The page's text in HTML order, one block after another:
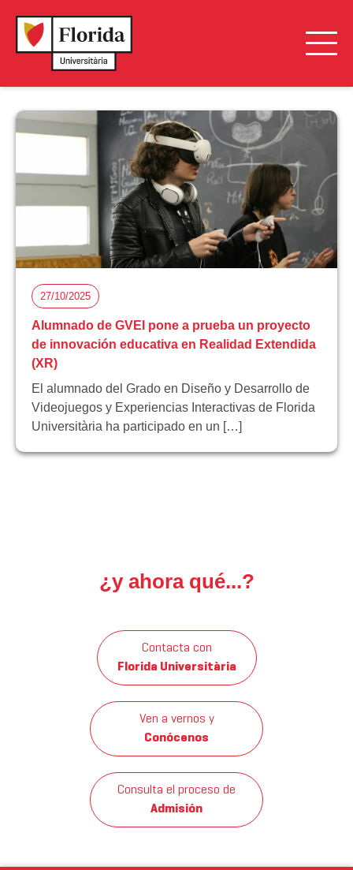
27/10/2025
Alumnado de GVEI pone a prueba un proyecto
de innovación educativa en Realidad Extendida
(XR)
El alumnado del Grado en Diseño y Desarrollo de
Videojuegos y Experiencias Interactivas de Florida
Universitària ha participado en un […]
¿y ahora qué...?
Contacta con
Florida Universitària
Ven a vernos y
Conócenos
Consulta el proceso de
Admisión